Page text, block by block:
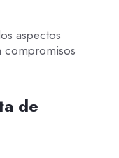
aspectos
compromisos
de